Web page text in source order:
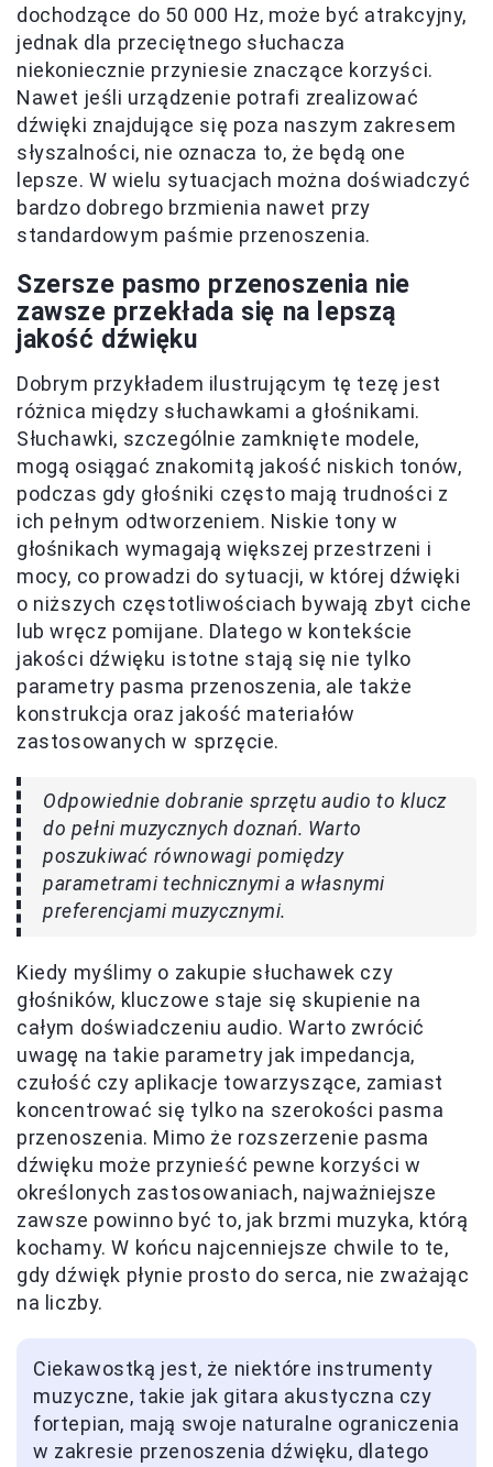
dochodzące do 50 000 Hz, może być atrakcyjny,
jednak dla przeciętnego słuchacza
niekoniecznie przyniesie znaczące korzyści.
Nawet jeśli urządzenie potrafi zrealizować
dźwięki znajdujące się poza naszym zakresem
słyszalności, nie oznacza to, że będą one
lepsze. W wielu sytuacjach można doświadczyć
bardzo dobrego brzmienia nawet przy
standardowym paśmie przenoszenia.
Szersze pasmo przenoszenia nie
zawsze przekłada się na lepszą
jakość dźwięku
Dobrym przykładem ilustrującym tę tezę jest
różnica między słuchawkami a głośnikami.
Słuchawki, szczególnie zamknięte modele,
mogą osiągać znakomitą jakość niskich tonów,
podczas gdy głośniki często mają trudności z
ich pełnym odtworzeniem. Niskie tony w
głośnikach wymagają większej przestrzeni i
mocy, co prowadzi do sytuacji, w której dźwięki
o niższych częstotliwościach bywają zbyt ciche
lub wręcz pomijane. Dlatego w kontekście
jakości dźwięku istotne stają się nie tylko
parametry pasma przenoszenia, ale także
konstrukcja oraz jakość materiałów
zastosowanych w sprzęcie.
Odpowiednie dobranie sprzętu audio to klucz
do pełni muzycznych doznań. Warto
poszukiwać równowagi pomiędzy
parametrami technicznymi a własnymi
preferencjami muzycznymi.
Kiedy myślimy o zakupie słuchawek czy
głośników, kluczowe staje się skupienie na
całym doświadczeniu audio. Warto zwrócić
uwagę na takie parametry jak impedancja,
czułość czy aplikacje towarzyszące, zamiast
koncentrować się tylko na szerokości pasma
przenoszenia. Mimo że rozszerzenie pasma
dźwięku może przynieść pewne korzyści w
określonych zastosowaniach, najważniejsze
zawsze powinno być to, jak brzmi muzyka, którą
kochamy. W końcu najcenniejsze chwile to te,
gdy dźwięk płynie prosto do serca, nie zważając
na liczby.
Ciekawostką jest, że niektóre instrumenty
muzyczne, takie jak gitara akustyczna czy
fortepian, mają swoje naturalne ograniczenia
w zakresie przenoszenia dźwięku, dlatego